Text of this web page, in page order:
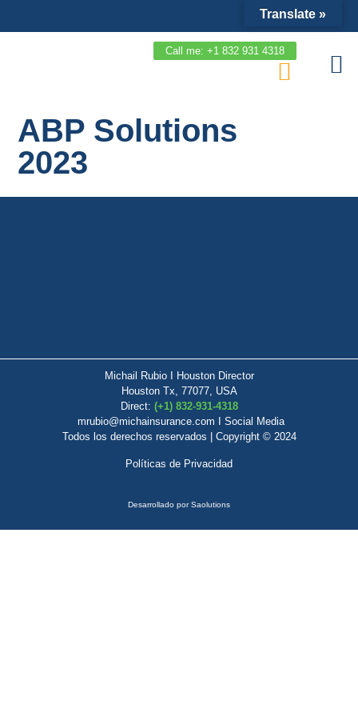
Call me: +1 832 931 4318
ABP Solutions
2023
Michail Rubio I Houston Director
Houston Tx, 77077, USA
Direct: (+1) 832-931-4318
mrubio@michainsurance.com I Social Media
Todos los derechos reservados | Copyright © 2024
Políticas de Privacidad
Desarrollado porSaolutions
Translate »